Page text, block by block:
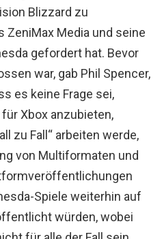
Blizzard zu
ZeniMax Media und seine
gefordert hat. Bevor
war, gab Phil Spencer,
es keine Frage sei,
Xbox anzubieten,
zu Fall“ arbeiten werde,
von Multiformaten und
Spiele weiterhin auf
würden, wobei